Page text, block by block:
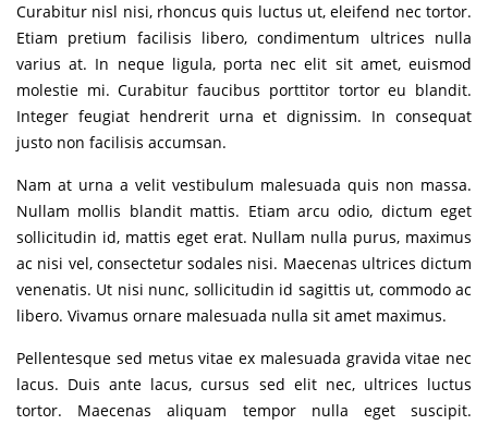
Curabitur nisl nisi, rhoncus quis luctus ut, eleifend nec tortor.
Etiam pretium facilisis libero, condimentum ultrices nulla
varius at. In neque ligula, porta nec elit sit amet, euismod
molestie mi. Curabitur faucibus porttitor tortor eu blandit.
Integer feugiat hendrerit urna et dignissim. In consequat
justo non facilisis accumsan.
Nam at urna a velit vestibulum malesuada quis non massa.
Nullam mollis blandit mattis. Etiam arcu odio, dictum eget
sollicitudin id, mattis eget erat. Nullam nulla purus, maximus
ac nisi vel, consectetur sodales nisi. Maecenas ultrices dictum
venenatis. Ut nisi nunc, sollicitudin id sagittis ut, commodo ac
libero. Vivamus ornare malesuada nulla sit amet maximus.
Pellentesque sed metus vitae ex malesuada gravida vitae nec
lacus. Duis ante lacus, cursus sed elit nec, ultrices luctus
tortor. Maecenas aliquam tempor nulla eget suscipit.